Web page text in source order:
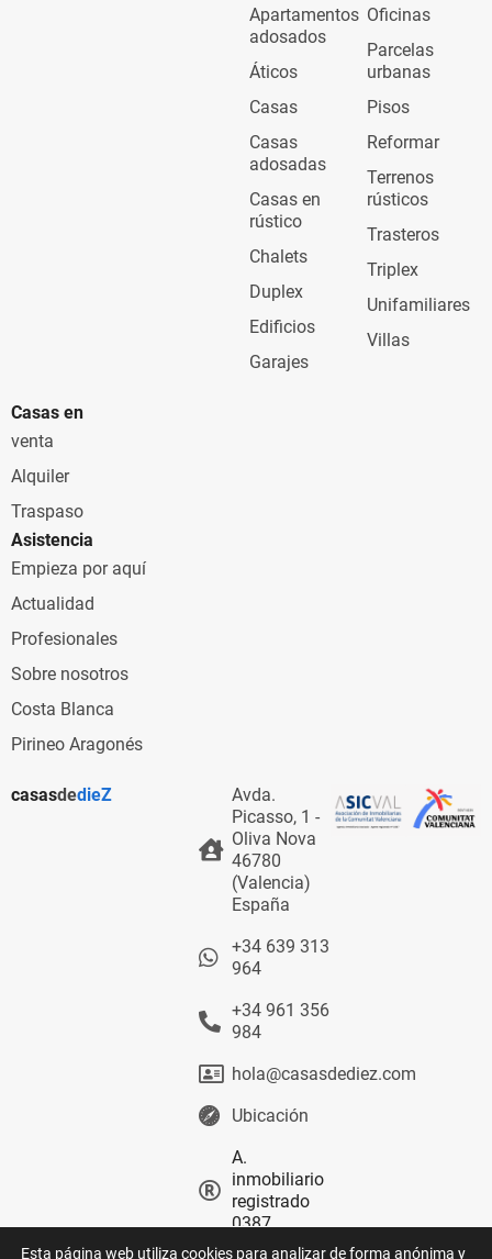
Apartamentos
adosados
Áticos
Casas
Casas
adosadas
Casas en
rústico
Chalets
Duplex
Edificios
Garajes
Oficinas
Parcelas
urbanas
Pisos
Reformar
Terrenos
rústicos
Trasteros
Triplex
Unifamiliares
Villas
Casas en
venta
Alquiler
Traspaso
Asistencia
Empieza por aquí
Actualidad
Profesionales
Sobre nosotros
Costa Blanca
Pirineo Aragonés
casasdedieZ
Avda.
Picasso, 1 -
Oliva Nova
46780
(Valencia)
España
+34 639 313
964
+34 961 356
984
hola@casasdediez.com
Ubicación
A.
inmobiliario
registrado
0387
Esta página web utiliza cookies para analizar de forma anónima y